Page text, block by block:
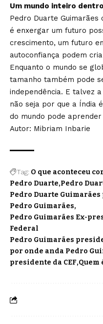
Um mundo inteiro
Pedro Duarte
é enxergar um futuro
crescimento, um futuro
autoconfiança podem
Enquanto o mundo se
tamanho também pode
independência. E talvez
não seja por que a Índia
do mundo pode
Autor: Mibriam Inbarie
Tag: O que aconteceu
Pedro Duarte Pedro
Pedro Duarte
Pedro Guimarães
Pedro Guimarães Ex-
Federal
Pedro Guimarães
por onde anda Pedro
presidente da CEF Quem